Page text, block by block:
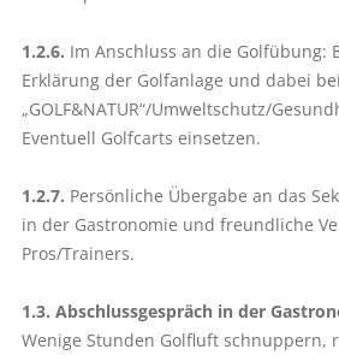
1.2.6. Im Anschluss an die Golfübung:
Erklärung der Golf­anlage und dabei
„GOLF&NATUR“/Umweltschutz/
Eventuell Golfcarts einsetzen.
1.2.7. Persönliche Übergabe an das
in der Gastronomie und freundliche
Pros/Trainers.
1.3. Abschlussgespräch in der
Wenige Stunden Golfluft schnuppern,